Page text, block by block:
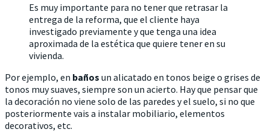
Es muy importante para no tener que retrasar la
entrega de la reforma, que el cliente haya
investigado previamente y que tenga una idea
aproximada de la estética que quiere tener en su
vivienda.
Por ejemplo, en baños un alicatado en tonos beige o grises de
tonos muy suaves, siempre son un acierto. Hay que pensar que
la decoración no viene solo de las paredes y el suelo, si no que
posteriormente vais a instalar mobiliario, elementos
decorativos, etc.